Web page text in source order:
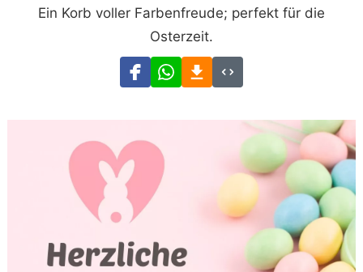
Ein Korb voller Farbenfreude; perfekt für die
Osterzeit.